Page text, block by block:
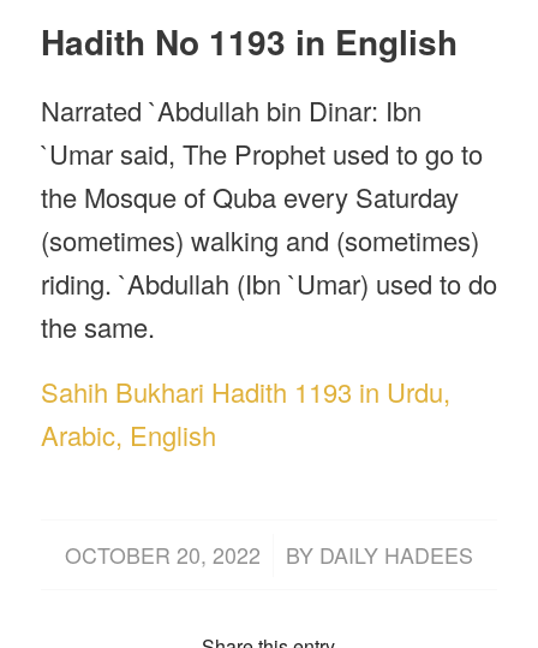
Hadith No 1193 in English
Narrated `Abdullah bin Dinar: Ibn
`Umar said, The Prophet used to go to
the Mosque of Quba every Saturday
(sometimes) walking and (sometimes)
riding. `Abdullah (Ibn `Umar) used to do
the same.
Sahih Bukhari Hadith 1193 in Urdu,
Arabic, English
OCTOBER 20, 2022
/ BY DAILY HADEES